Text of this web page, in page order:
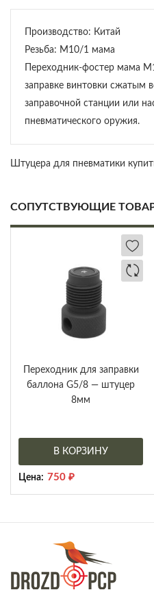
Производство: Китай
Резьба: М10/1 мама
Переходник-фостер мама
заправке винтовки сжатым
заправочной станции или
пневматического оружия.
Штуцера для пневматики
СОПУТСТВУЮЩИЕ
Переходник для заправки
баллона G5/8 — штуцер
8мм
В КОРЗИНУ
Цена: 750 ₽